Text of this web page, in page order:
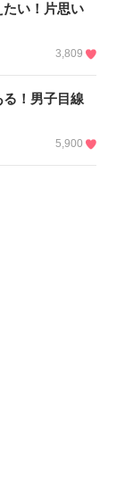
たい！片思い
3,809
！男子目線
5,900